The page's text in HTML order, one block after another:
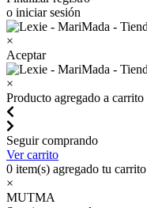
o iniciar sesión
×
Aceptar
×
Producto agregado a carrito
Seguir comprando
Ver carrito
0 item(s) agregado tu carrito
×
MUTMA